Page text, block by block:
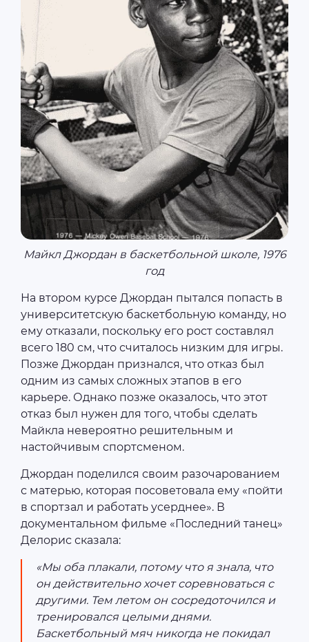
Майкл Джордан в баскетбольной школе, 1976
год
На втором курсе Джордан пытался попасть в
университетскую баскетбольную команду, но
ему отказали, поскольку его рост составлял
всего 180 см, что считалось низким для игры.
Позже Джордан признался, что отказ был
одним из самых сложных этапов в его
карьере. Однако позже оказалось, что этот
отказ был нужен для того, чтобы сделать
Майкла невероятно решительным и
настойчивым спортсменом.
Джордан поделился своим разочарованием
с матерью, которая посоветовала ему «пойти
в спортзал и работать усерднее». В
документальном фильме «Последний танец»
Делорис сказала:
«Мы оба плакали, потому что я знала, что
он действительно хочет соревноваться с
другими. Тем летом он сосредоточился и
тренировался целыми днями.
Баскетбольный мяч никогда не покидал